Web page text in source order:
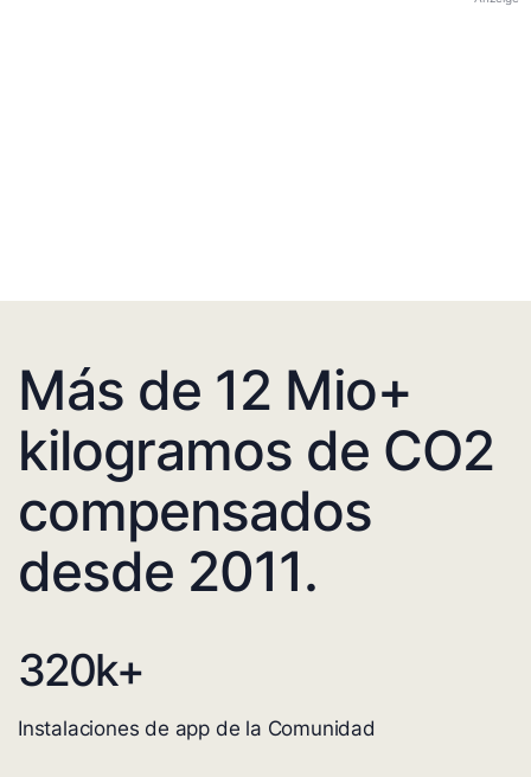
Más de 12 Mio+
kilogramos de CO2
compensados
desde 2011.
320k+
Instalaciones de app de la Comunidad